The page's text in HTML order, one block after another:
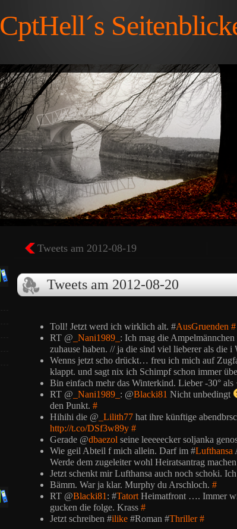
CptHell´s
Tweets am 2012-08-19
Tweets am 2012-08-20
Toll! Jetzt werd ich wirklich alt. #AusGruenden #
RT @ _Nani1989_ : Ich mag die
zuhause haben. // ja die sind viel lieberer als die i
Wenns jetzt scho drückt… freu ich mich auf
klappt. und sagt nix ich Schimpf schon immer
Bin einfach mehr das Winterkind. Lieber -30° als
RT @ _Nani1989_ : @Blacki81 Nicht unbedingt
den Punkt. #
Hihihi die @ _Lilith77 hat ihre künftige
http://t.co/DSf3w89y #
Gerade @dbaezol seine leeeeecker soljanka
Wie geil Abteil f mich allein. Darf im #Lufthansa
Werde dem zugeleiter wohl Heiratsantrag
Jetzt schenkt mir Lufthansa auch noch schoki.
Bämm. War ja klar. Murphy du Arschloch. #
RT @Blacki81 : #Tatort Heimatfront …. Immer
gucken die folge. Krass #
Jetzt schreiben #ilike #Roman #Thriller #